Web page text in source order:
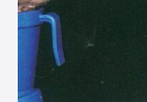
皆さまの酪
ビ